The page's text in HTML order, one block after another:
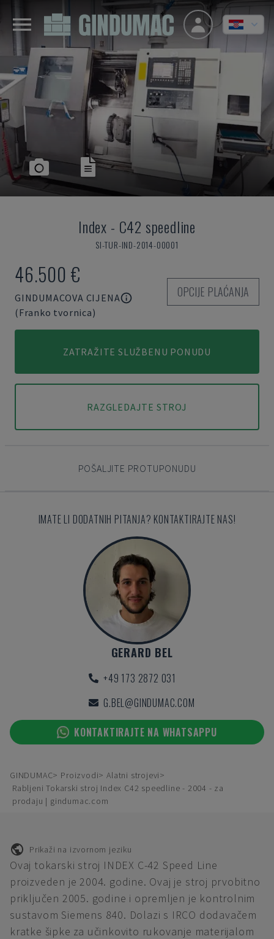
Index - C42 speedline
SI-TUR-IND-2014-00001
46.500 €
GINDUMACOVA CIJENA
(Franko tvornica)
OPCIJE PLAĆANJA
ZATRAŽITE SLUŽBENU PONUDU
RAZGLEDAJTE STROJ
POŠALJITE PROTUPONUDU
IMATE LI DODATNIH PITANJA? KONTAKTIRAJTE NAS!
GERARD BEL
+49 173 2872 031
G.BEL@GINDUMAC.COM
KONTAKTIRAJTE NA WHATSAPPU
GINDUMAC Proizvodi
Alatni strojevi
Rabljeni Tokarski stroj Index C42 speedline - 2004 - za
prodaju | gindumac.com
Prikaži na izvornom jeziku
Ovaj tokarski stroj INDEX C-42 Speed Line
proizveden je 2004. godine. Ovaj je stroj prvobitno
priključen 2005. godine i opremljen je kontrolnim
sustavom Siemens 840. Dolazi s IRCO dodavačem
kratke šipke za učinkovito rukovanje materijalom